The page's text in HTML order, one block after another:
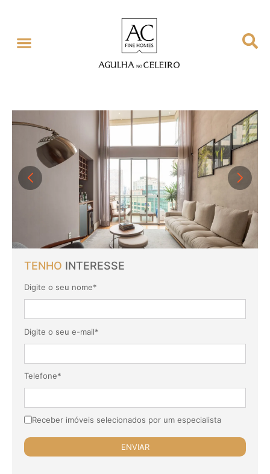
TENHO INTERESSE
Digite o seu nome*
Digite o seu e-mail*
Telefone*
Receber imóveis selecionados por um especialista